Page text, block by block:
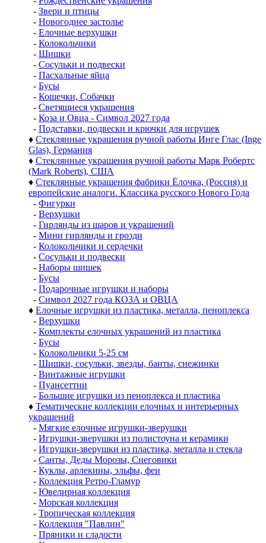
- Звери и птицы
- Новогоднее застолье
- Елочные верхушки
- Колокольчики
- Шишки
- Сосульки и подвески
- Пасхальные яйца
- Бусы
- Кошечки, Собачки
- Светящиеся украшения
- Коза и Овца - Символ 2027 года
- Подставки, подвески и крючки для игрушек
♦ Стеклянные украшения ручной работы Инге Глас (Inge
Glas), Германия
♦ Стеклянные украшения ручной работы Марк Робертс
(Mark Roberts), США
♦ Стеклянные украшения фабрики Ёлочка, (Россия) и
европейские аналоги. Классика русского Нового Года
- Фигурки
- Верхушки
- Гирлянды из шаров и украшений
- Мини гирлянды и грозди
- Колокольчики и сердечки
- Сосульки и подвески
- Наборы шишек
- Бусы
- Подарочные игрушки и наборы
- Символ 2027 года КОЗА и ОВЦА
♦ Елочные игрушки из пластика, металла, пеноплекса
- Верхушки
- Комплекты елочных украшений из пластика
- Бусы
- Колокольчики 5-25 см
- Шишки, сосульки, звезды, банты, снежинки
- Винтажные игрушки
- Пуансеттии
- Большие игрушки из пеноплекса и пластика
♦ Тематические коллекции елочных и интерьерных
украшений
- Мягкие елочные игрушки-зверушки
- Игрушки-зверушки из полистоуна и керамики
- Игрушки-зверушки из пластика, металла и стекла
- Санты, Деды Морозы, Снеговики
- Куклы, арлекины, эльфы, феи
- Коллекция Ретро-Гламур
- Ювелирная коллекция
- Морская коллекция
- Тропическая коллекция
- Коллекция "Павлин"
- Пряники и сладости